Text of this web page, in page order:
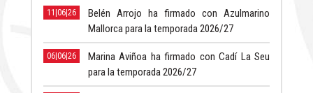
11|06|26
Belén Arrojo ha firmado con Azulmarino
Mallorca para la temporada 2026/27
06|06|26
Marina Aviñoa ha firmado con Cadí La Seu
para la temporada 2026/27